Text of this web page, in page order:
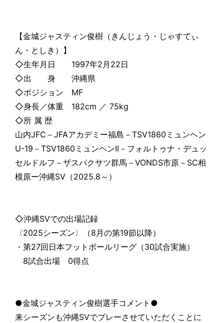
【金城ジャスティン俊樹（きんじょう・じゃすてぃ
ん・としき）】
◇生年月日 1997年2月22日
◇出 身 沖縄県
◇ポジション MF
◇身長／体重 182cm ／ 75kg
◇所 属 歴
山内JFC－JFAアカデミー福島－TSV1860ミュンヘン
U-19－TSV1860ミュンヘンII－フォルトゥナ・デュッ
セルドルフ－ザスパクサツ群馬－VONDS市原－SC相
模原ー沖縄SV（2025.8～）
◇沖縄SVでの出場記録
〈2025シーズン〉（8月の第19節以降）
・第27回日本フットボールリーグ（30試合実施）
8試合出場 0得点
●金城ジャスティン俊樹選手コメント●
来シーズンも沖縄SVでプレーさせていただくことに